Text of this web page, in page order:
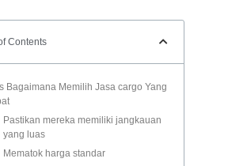
Contents
Bagaimana Memilih Jasa cargo Yang
Pastikan mereka memiliki jangkauan
yang luas
Mematok harga standar